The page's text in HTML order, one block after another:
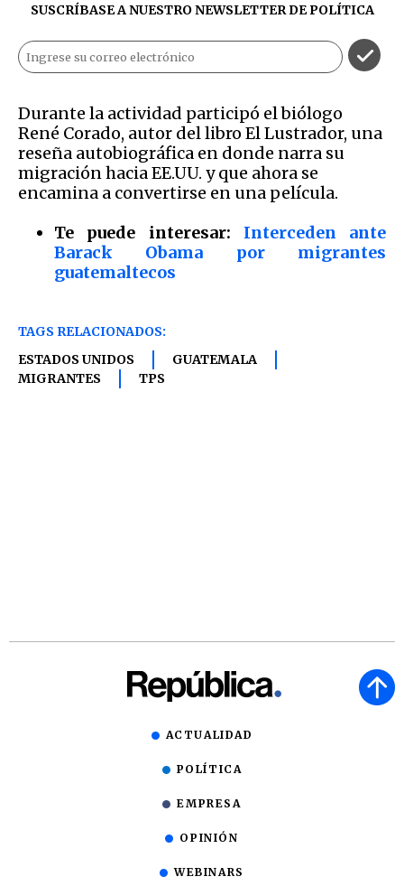
SUSCRÍBASE A NUESTRO NEWSLETTER DEPOLÍTICA
Durante la actividad participó el biólogo
René Corado, autor del libro El Lustrador, una
reseña autobiográfica en donde narra su
migración hacia EE.UU. y que ahora se
encamina a convertirse en una película.
Te puede interesar: Interceden ante
Barack Obama por migrantes
guatemaltecos
TAGS RELACIONADOS:
ESTADOS UNIDOS
GUATEMALA
MIGRANTES
TPS
ACTUALIDAD
POLÍTICA
EMPRESA
OPINIÓN
WEBINARS